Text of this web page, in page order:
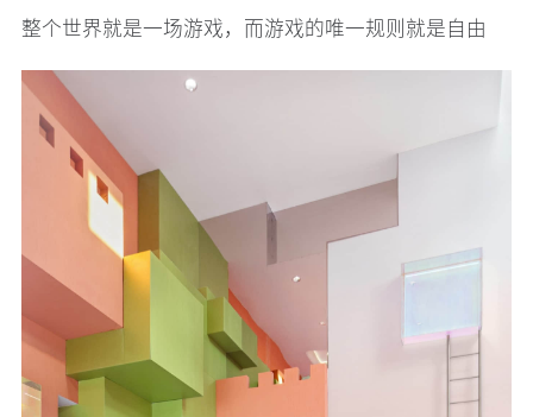
整个世界就是一场游戏，而游戏的唯一规则就是自由